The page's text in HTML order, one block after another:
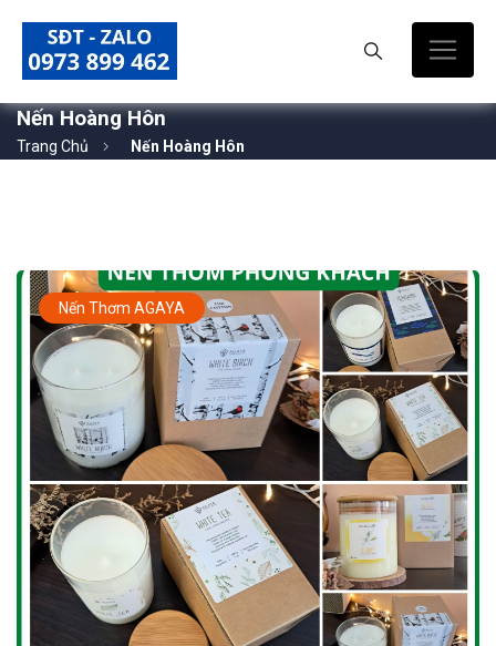
Nến Hoàng Hôn
Trang Chủ Nến Hoàng Hôn
Nến Thơm AGAYA